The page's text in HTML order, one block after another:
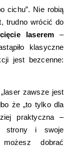
cichu”. Nie robią
trudno wrócić do
cięcie laserem –
klasyczne
jest bezcenne:
zawsze jest
że „to tylko dla
praktyczna –
strony i swoje
dobrać